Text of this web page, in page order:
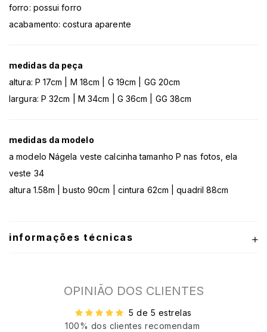
forro: possui forro
acabamento: costura aparente
medidas da peça
altura: P 17cm | M 18cm | G 19cm | GG 20cm
largura: P 32cm | M 34cm | G 36cm | GG 38cm
medidas da modelo
a modelo Nágela veste calcinha tamanho P nas fotos, ela
veste 34
altura 1.58m | busto 90cm | cintura 62cm | quadril 88cm
informações técnicas
OPINIÃO DOS CLIENTES
5 de 5 estrelas
100% dos clientes recomendam